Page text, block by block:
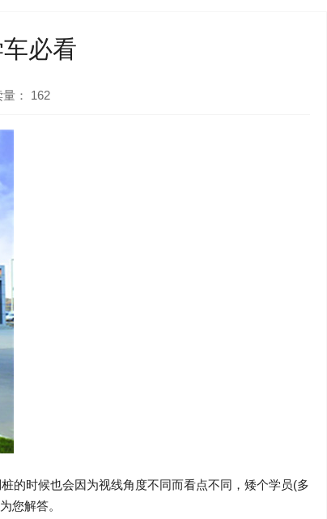
必看
： 162
的时候也会因为视线角度不同而看点不同，矮个学员(多
您解答。